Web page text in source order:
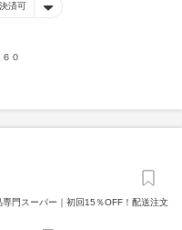
済可
０
専門スーパー｜初回15％OFF！配送注文